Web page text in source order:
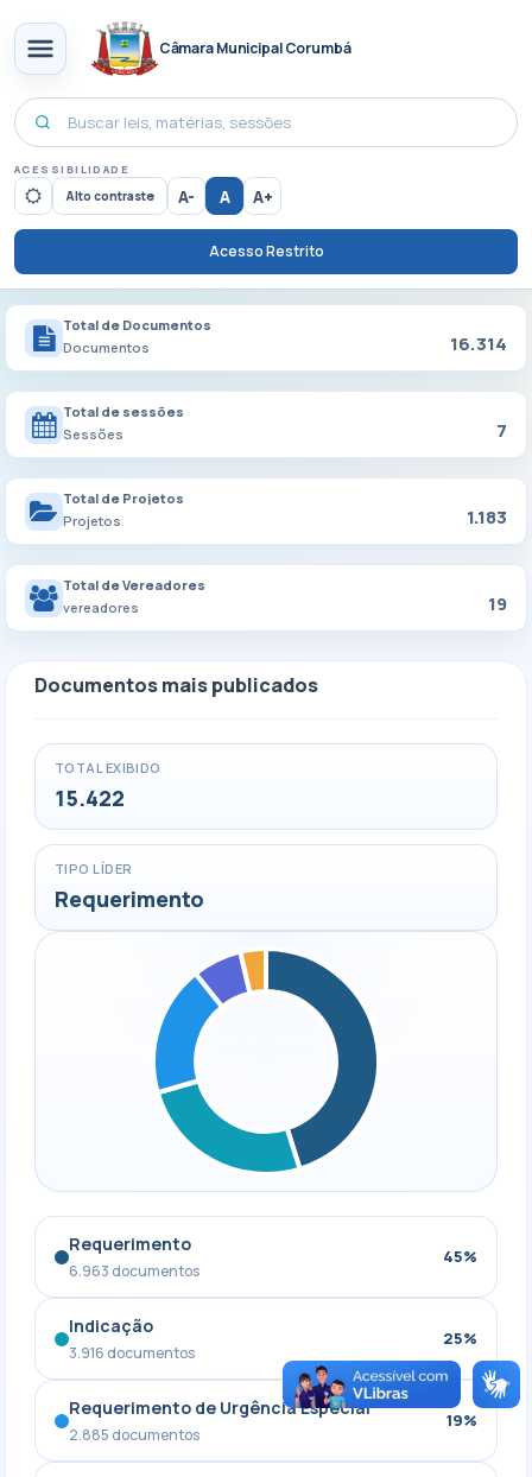
Câmara Municipal Corumbá
ACESSIBILIDADE
Alto contraste A- A A+
Acesso Restrito
Total de Documentos
Documentos
16.314
Total de sessões
Sessões
7
Total de Projetos
Projetos
1.183
Total de Vereadores
vereadores
19
Documentos mais publicados
TOTAL EXIBIDO
15.422
TIPO LÍDER
Requerimento
Requerimento
6.963 documentos
45%
Indicação
3.916 documentos
25%
Requerimento de Urgência Especial
2.885 documentos
19%